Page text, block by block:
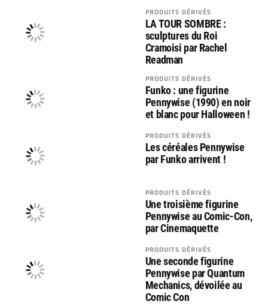
PRODUITS DÉRIVÉS
LA TOUR SOMBRE :
sculptures du Roi
Cramoisi par Rachel
Readman
PRODUITS DÉRIVÉS
Funko : une figurine
Pennywise (1990) en noir
et blanc pour Halloween !
PRODUITS DÉRIVÉS
Les céréales Pennywise
par Funko arrivent !
PRODUITS DÉRIVÉS
Une troisième figurine
Pennywise au Comic-Con,
par Cinemaquette
PRODUITS DÉRIVÉS
Une seconde figurine
Pennywise par Quantum
Mechanics, dévoilée au
Comic Con